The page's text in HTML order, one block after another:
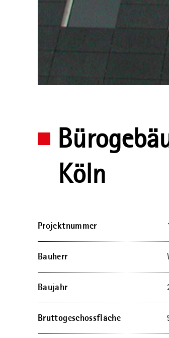
Köln
Projektnummer
Bauherr
Baujahr
Bruttogeschossfläche